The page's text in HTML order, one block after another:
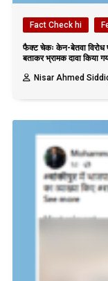
Fact Check hi
फैक्ट चेकः केन-बेतवा विरोध
बताकर भ्रामक दावा किया
Nisar Ahmed